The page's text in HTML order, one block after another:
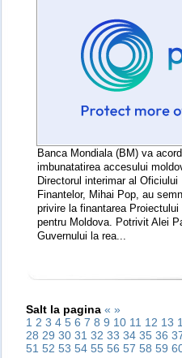
Banca Mondiala (BM) va
imbunatatirea accesului
Directorul interimar al
Finantelor, Mihai Pop, au
privire la finantarea
pentru Moldova. Potrivit Alei
Guvernului la rea...
Salt la pagina « »
1 2 3 4 5 6 7 8 9 10 11 12 13
28 29 30 31 32 33 34 35 36
51 52 53 54 55 56 57 58 59